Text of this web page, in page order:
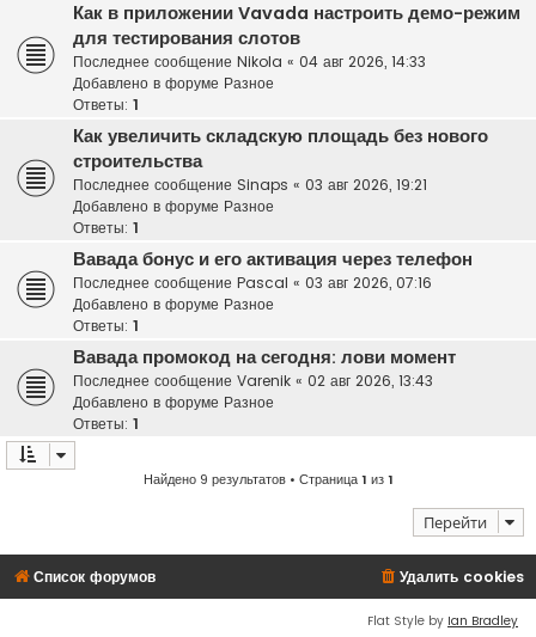
Как в приложении Vavada настроить демо-режим
для тестирования слотов
Последнее сообщение Nikola « 04 авг 2026, 14:33
Добавлено в форуме Разное
Ответы: 1
Как увеличить складскую площадь без нового
строительства
Последнее сообщение Sinaps « 03 авг 2026, 19:21
Добавлено в форуме Разное
Ответы: 1
Вавада бонус и его активация через телефон
Последнее сообщение Pascal « 03 авг 2026, 07:16
Добавлено в форуме Разное
Ответы: 1
Вавада промокод на сегодня: лови момент
Последнее сообщение Varenik « 02 авг 2026, 13:43
Добавлено в форуме Разное
Ответы: 1
Найдено 9 результатов • Страница1 из1
Перейти
Список форумов Удалить cookies
Flat Style by Ian Bradley